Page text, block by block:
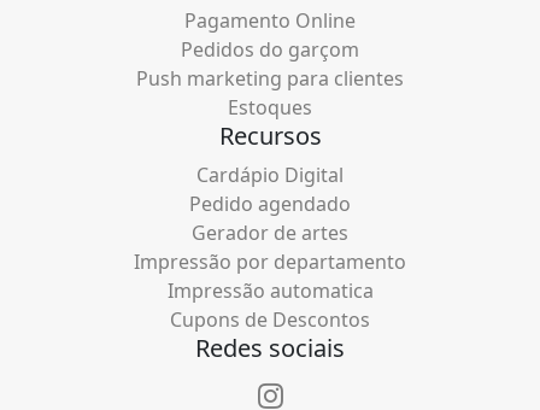
Pagamento Online
Pedidos do garçom
Push marketing para clientes
Estoques
Recursos
Cardápio Digital
Pedido agendado
Gerador de artes
Impressão por departamento
Impressão automatica
Cupons de Descontos
Redes sociais